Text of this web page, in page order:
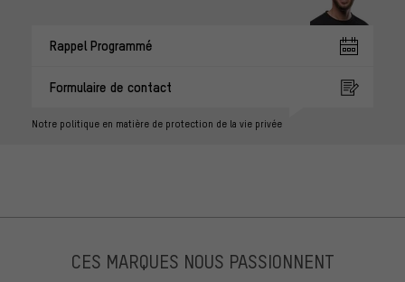
Rappel Programmé
Formulaire de contact
Notre politique en matière de protection de la vie privée
CES MARQUES NOUS PASSIONNENT